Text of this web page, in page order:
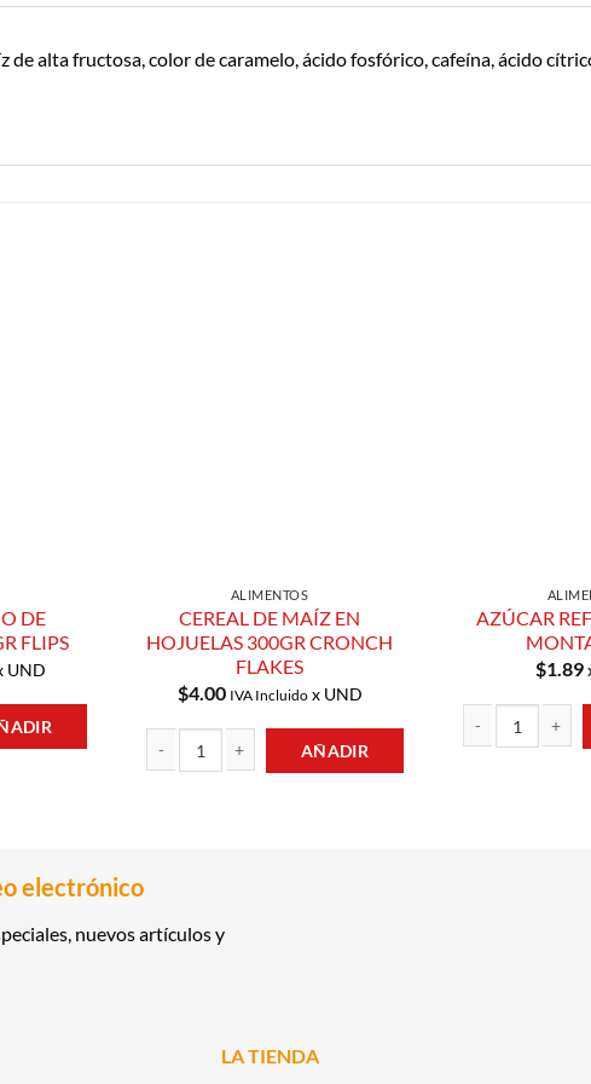
alta fructosa, color de caramelo, ácido fosfórico, cafeína, ácido
DE
FLIPS
UND
220GR FLIPS cantidad
ALIMENTOS
CEREAL DE MAÍZ EN
HOJUELAS 300GR CRONCH
FLAKES
$4.00 IVA Incluidox UND
AÑADIR
AZÚCAR
$1.89
electrónico
nuevos artículos y
LA TIENDA